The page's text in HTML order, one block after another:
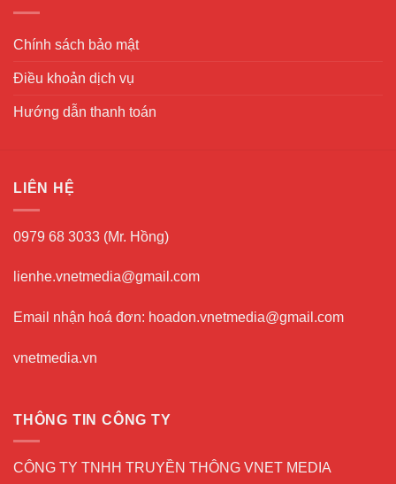
Chính sách bảo mật
Điều khoản dịch vụ
Hướng dẫn thanh toán
LIÊN HỆ
0979 68 3033 (Mr. Hồng)
lienhe.vnetmedia@gmail.com
Email nhận hoá đơn: hoadon.vnetmedia@gmail.com
vnetmedia.vn
THÔNG TIN CÔNG TY
CÔNG TY TNHH TRUYỀN THÔNG VNET MEDIA